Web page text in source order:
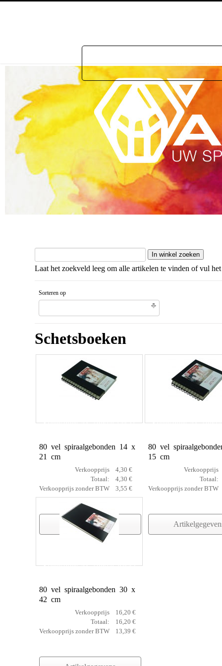
Laat het zoekveld leeg om alle artikelen te vinden of vul
Sorteren op
Schetsboeken
Schetsboek AC spiraal 14x21
80 vel spiraalgebonden 14 x
21 cm
Verkoopprijs
4,30 €
Totaal:
4,30 €
Verkoopprijs zonder BTW
3,55 €
Artikelgegevens
Schetsboek AC
80 vel
15 cm
Verkoopprijs
Totaal:
Verkoopprijs zonder BTW
Schetsboek AC spiraal 30x42
80 vel spiraalgebonden 30 x
42 cm
Verkoopprijs
16,20 €
Totaal:
16,20 €
Verkoopprijs zonder BTW
13,39 €